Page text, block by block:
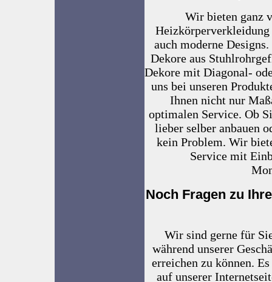
Wir bieten ganz
Heizkörperverkleidung
auch moderne
Dekore aus
Dekore mit Diagonal-
uns bei unseren
Ihnen nicht nur
optimalen Service. Ob
lieber selber anbauen
kein Problem. Wir
Service mit
Noch Fragen zu
Wir sind gerne für
während unserer
erreichen zu können.
auf unserer